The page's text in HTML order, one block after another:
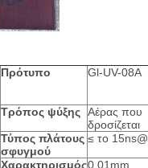
Πρότυπο Gl-UV-08A
Τρόπος ψύξης Αέρας που
δροσίζεται
Τύπος πλάτους
σφυγμού
≤ το
Χαρακτηρισμός0.01mm